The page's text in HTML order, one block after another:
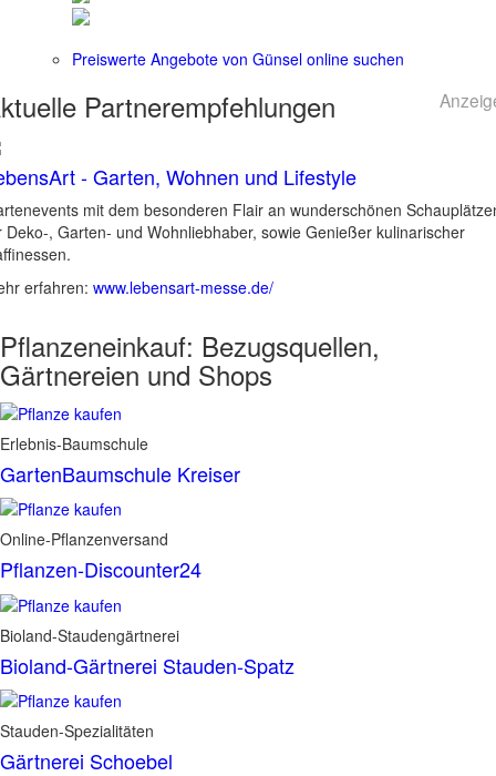
Preiswerte Angebote von Günsel online suchen
Partnerempfehlungen
- Garten, Wohnen und Lifestyle
mit dem besonderen Flair an wunderschönen
Deko-, Garten- und Wohnliebhaber, sowie Genießer kulinarischer
erfahren: www.lebensart-messe.de/
Pflanzeneinkauf: Bezugsquellen,
Gärtnereien und Shops
Erlebnis-Baumschule
GartenBaumschule Kreiser
Online-Pflanzenversand
Pflanzen-Discounter24
Bioland-Staudengärtnerei
Bioland-Gärtnerei Stauden-Spatz
Stauden-Spezialitäten
Gärtnerei Schoebel